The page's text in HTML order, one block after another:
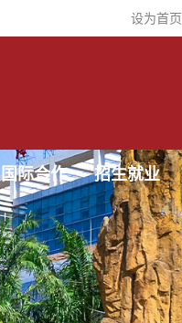
设为首页
国际合作 招生就业